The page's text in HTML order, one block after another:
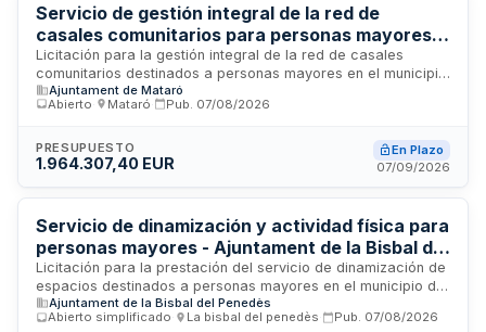
personales y materiales necesarios, así como los suministros
consumibles, comunicaciones y fungibles para el correcto
funcionamiento del centro.
Servicio de gestión integral de la red de
casales comunitarios para personas mayores
del Ayuntamiento de Mataró
Licitación para la gestión integral de la red de casales
comunitarios destinados a personas mayores en el municipio
de Mataró. El servicio incluye dinamización sociocultural,
programación de actividades, acogida e información,
climático durante el estío. Se trata de un contrato de
servicios con presupuesto limitativo donde el contratista
necesidades reales de la administración.
Ajuntament de Mataró
Abierto
Mataró Pub. 07/08/2026
PRESUPUESTO
1.964.307,40 EUR
En Plazo
07/09/2026
Servicio de dinamización y actividad física para
personas mayores - Ajuntament de la Bisbal del
Penedès
Licitación para la prestación del servicio de dinamización de
espacios destinados a personas mayores en el municipio de
la Bisbal del Penedès. El contrato comprende la organización
de actividades de educación física y deporte en diversos
Ajuntament de la Bisbal del Penedès
Abierto simplificado
La bisbal del penedès Pub. 07/08/2026